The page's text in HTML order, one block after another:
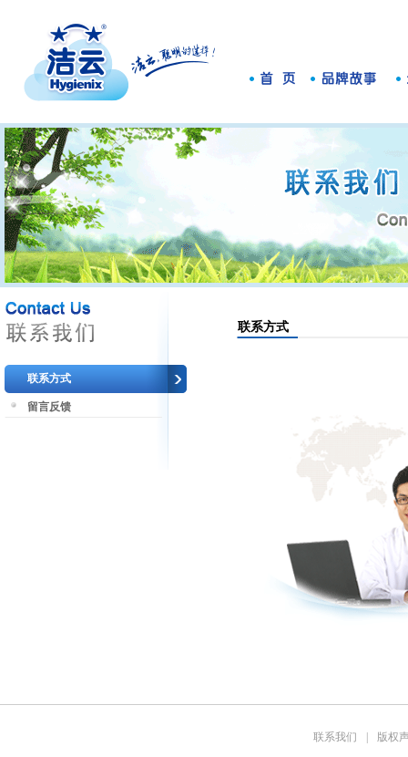
联系方式
留言反馈
联系方式
联系我们 版权